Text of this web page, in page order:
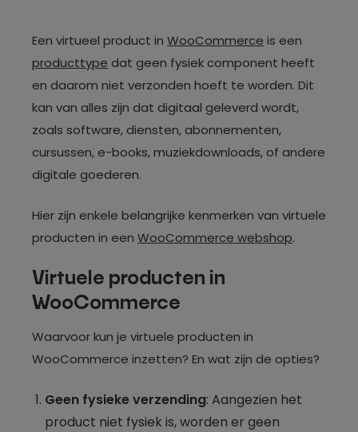
Een virtueel product in WooCommerce is een
producttype dat geen fysiek component heeft
en daarom niet verzonden hoeft te worden. Dit
kan van alles zijn dat digitaal geleverd wordt,
zoals software, diensten, abonnementen,
cursussen, e-books, muziekdownloads, of andere
digitale goederen.
Hier zijn enkele belangrijke kenmerken van virtuele
producten in een WooCommerce webshop.
Virtuele producten in
WooCommerce
Waarvoor kun je virtuele producten in
WooCommerce inzetten? En wat zijn de opties?
Geen fysieke verzending: Aangezien het
product niet fysiek is, worden er geen